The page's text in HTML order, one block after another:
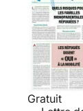
Gratuit